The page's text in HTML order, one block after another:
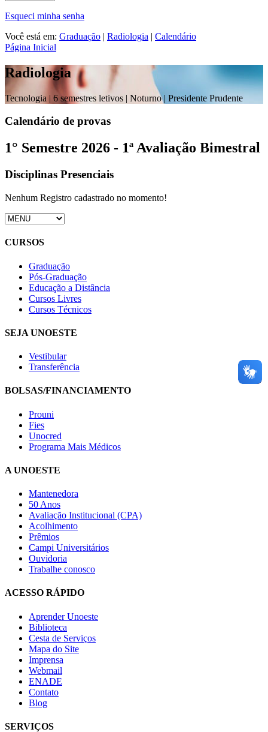
Esqueci minha senha
Você está em: Graduação | Radiologia | Calendário
Página Inicial
Radiologia
Tecnologia | 6 semestres letivos | Noturno| Presidente Prudente
Calendário de provas
1° Semestre 2026 - 1ª Avaliação Bimestral
Disciplinas Presenciais
Nenhum Registro cadastrado no momento!
CURSOS
Graduação
Pós-Graduação
Educação a Distância
Cursos Livres
Cursos Técnicos
SEJA UNOESTE
Vestibular
Transferência
BOLSAS/FINANCIAMENTO
Prouni
Fies
Unocred
Programa Mais Médicos
A UNOESTE
Mantenedora
50 Anos
Avaliação Institucional (CPA)
Acolhimento
Prêmios
Campi Universitários
Ouvidoria
Trabalhe conosco
ACESSO RÁPIDO
Aprender Unoeste
Biblioteca
Cesta de Serviços
Mapa do Site
Imprensa
Webmail
ENADE
Contato
Blog
SERVIÇOS